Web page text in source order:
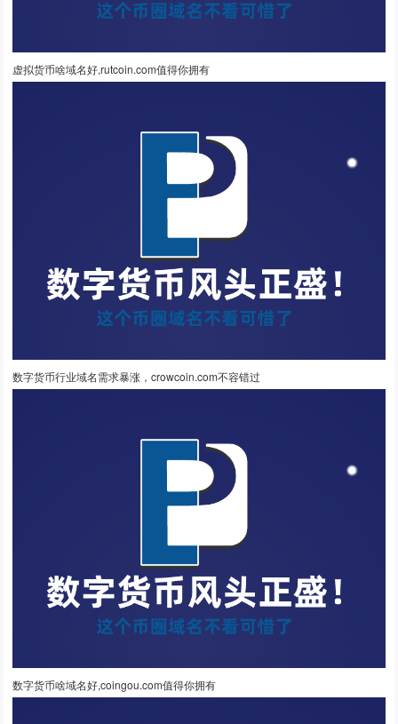
虚拟货币啥域名好,rutcoin.com值得你拥有
数字货币行业域名需求暴涨，crowcoin.com不容错过
数字货币啥域名好,coingou.com值得你拥有